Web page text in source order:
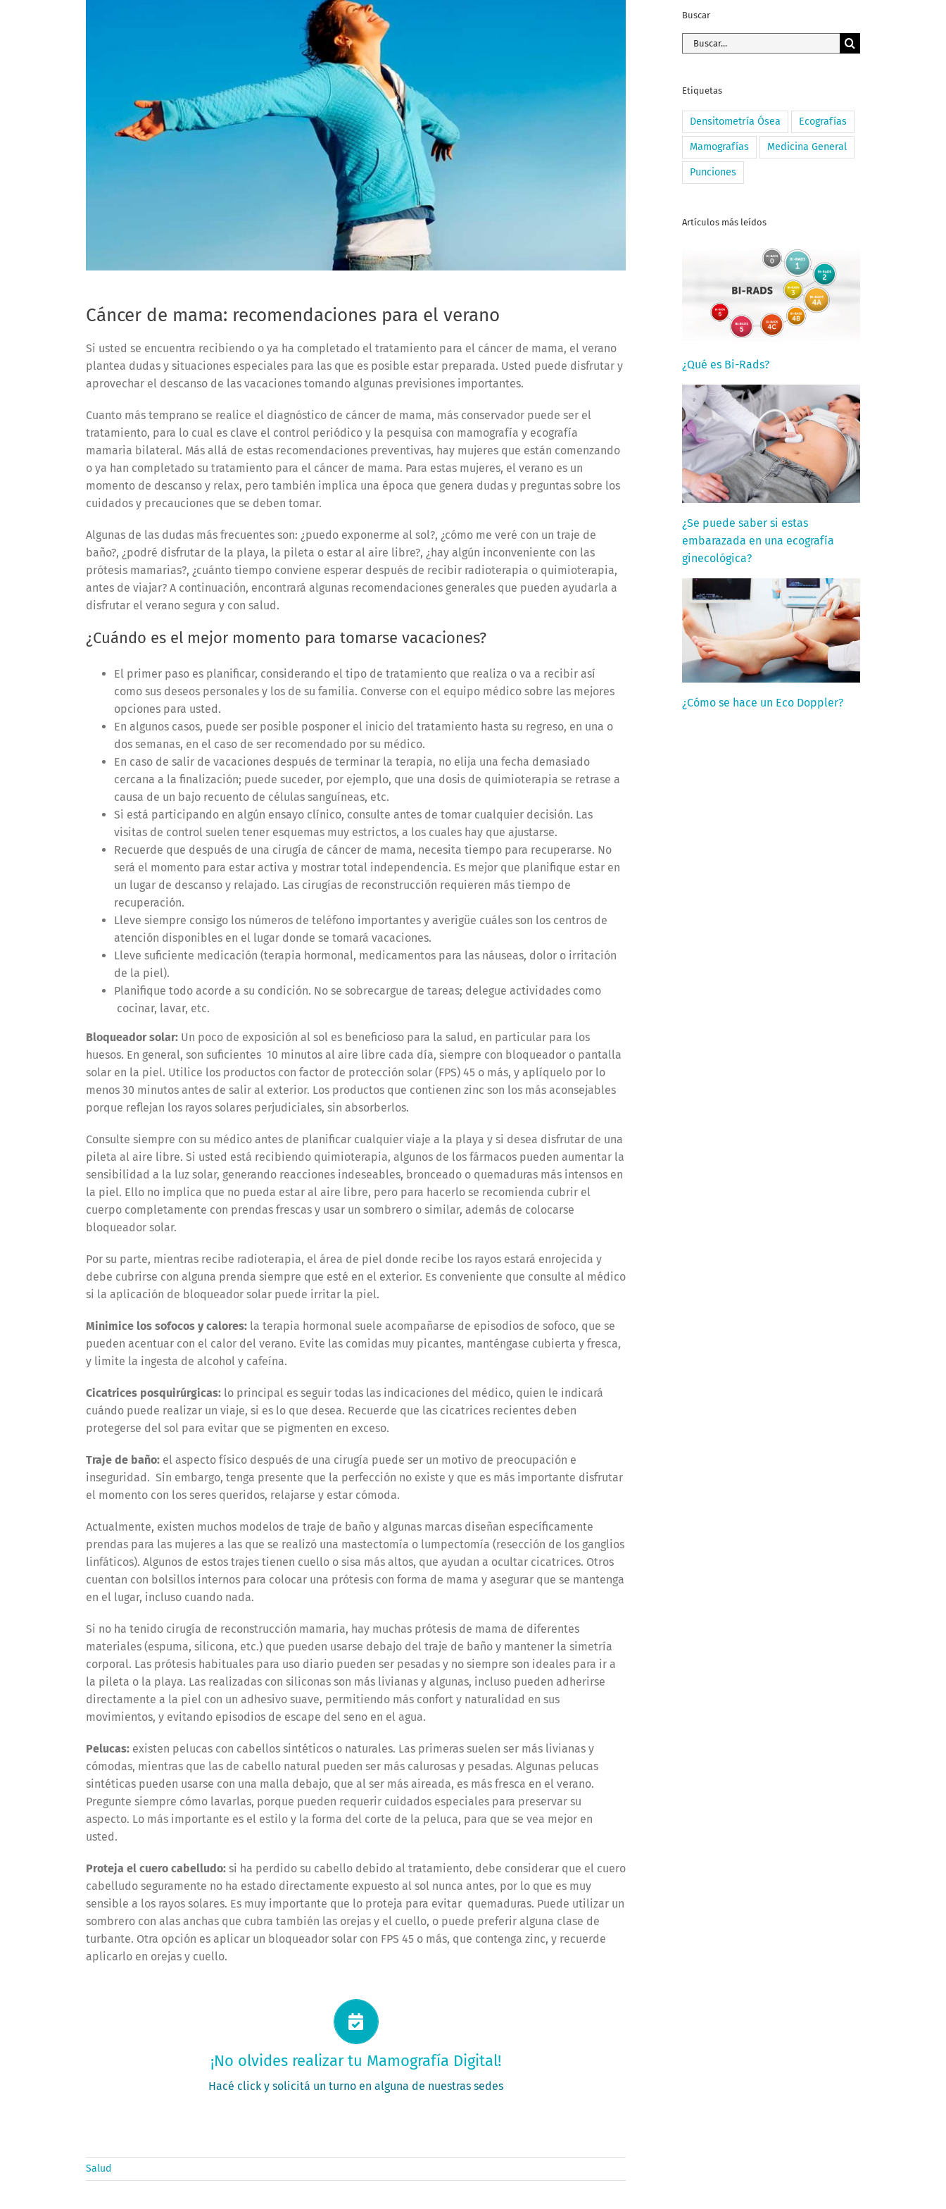
Cáncer de mama: recomendaciones para el verano
Si usted se encuentra recibiendo o ya ha completado el tratamiento para el cáncer de mama, el verano
plantea dudas y situaciones especiales para las que es posible estar preparada. Usted puede disfrutar y
aprovechar el descanso de las vacaciones tomando algunas previsiones importantes.
Cuanto más temprano se realice el diagnóstico de cáncer de mama, más conservador puede ser el
tratamiento, para lo cual es clave el control periódico y la pesquisa con mamografía y ecografía
mamaria bilateral. Más allá de estas recomendaciones preventivas, hay mujeres que están comenzando
o ya han completado su tratamiento para el cáncer de mama. Para estas mujeres, el verano es un
momento de descanso y relax, pero también implica una época que genera dudas y preguntas sobre los
cuidados y precauciones que se deben tomar.
Algunas de las dudas más frecuentes son: ¿puedo exponerme al sol?, ¿cómo me veré con un traje de
baño?, ¿podré disfrutar de la playa, la pileta o estar al aire libre?, ¿hay algún inconveniente con las
prótesis mamarias?, ¿cuánto tiempo conviene esperar después de recibir radioterapia o quimioterapia,
antes de viajar? A continuación, encontrará algunas recomendaciones generales que pueden ayudarla a
disfrutar el verano segura y con salud.
¿Cuándo es el mejor momento para tomarse vacaciones?
El primer paso es planificar, considerando el tipo de tratamiento que realiza o va a recibir así
como sus deseos personales y los de su familia. Converse con el equipo médico sobre las mejores
opciones para usted.
En algunos casos, puede ser posible posponer el inicio del tratamiento hasta su regreso, en una o
dos semanas, en el caso de ser recomendado por su médico.
En caso de salir de vacaciones después de terminar la terapia, no elija una fecha demasiado
cercana a la finalización; puede suceder, por ejemplo, que una dosis de quimioterapia se retrase a
causa de un bajo recuento de células sanguíneas, etc.
Si está participando en algún ensayo clínico, consulte antes de tomar cualquier decisión. Las
visitas de control suelen tener esquemas muy estrictos, a los cuales hay que ajustarse.
Recuerde que después de una cirugía de cáncer de mama, necesita tiempo para recuperarse. No
será el momento para estar activa y mostrar total independencia. Es mejor que planifique estar en
un lugar de descanso y relajado. Las cirugías de reconstrucción requieren más tiempo de
recuperación.
Lleve siempre consigo los números de teléfono importantes y averigüe cuáles son los centros de
atención disponibles en el lugar donde se tomará vacaciones.
Lleve suficiente medicación (terapia hormonal, medicamentos para las náuseas, dolor o irritación
de la piel).
Planifique todo acorde a su condición. No se sobrecargue de tareas; delegue actividades como
cocinar, lavar, etc.
Bloqueador solar:Un poco de exposición al sol es beneficioso para la salud, en particular para los
huesos. En general, son suficientes 10 minutos al aire libre cada día, siempre con bloqueador o pantalla
solar en la piel. Utilice los productos con factor de protección solar (FPS) 45 o más, y aplíquelo por lo
menos 30 minutos antes de salir al exterior. Los productos que contienen zinc son los más aconsejables
porque reflejan los rayos solares perjudiciales, sin absorberlos.
Consulte siempre con su médico antes de planificar cualquier viaje a la playa y si desea disfrutar de una
pileta al aire libre. Si usted está recibiendo quimioterapia, algunos de los fármacos pueden aumentar la
sensibilidad a la luz solar, generando reacciones indeseables, bronceado o quemaduras más intensos en
la piel. Ello no implica que no pueda estar al aire libre, pero para hacerlo se recomienda cubrir el
cuerpo completamente con prendas frescas y usar un sombrero o similar, además de colocarse
bloqueador solar.
Por su parte, mientras recibe radioterapia, el área de piel donde recibe los rayos estará enrojecida y
debe cubrirse con alguna prenda siempre que esté en el exterior. Es conveniente que consulte al médico
si la aplicación de bloqueador solar puede irritar la piel.
Minimice los sofocos y calores:la terapia hormonal suele acompañarse de episodios de sofoco, que se
pueden acentuar con el calor del verano. Evite las comidas muy picantes, manténgase cubierta y fresca,
y limite la ingesta de alcohol y cafeína.
Cicatrices posquirúrgicas:lo principal es seguir todas las indicaciones del médico, quien le indicará
cuándo puede realizar un viaje, si es lo que desea. Recuerde que las cicatrices recientes deben
protegerse del sol para evitar que se pigmenten en exceso.
Traje de baño:el aspecto físico después de una cirugía puede ser un motivo de preocupación e
inseguridad. Sin embargo, tenga presente que la perfección no existe y que es más importante disfrutar
el momento con los seres queridos, relajarse y estar cómoda.
Actualmente, existen muchos modelos de traje de baño y algunas marcas diseñan específicamente
prendas para las mujeres a las que se realizó una mastectomía o lumpectomía (resección de los ganglios
linfáticos). Algunos de estos trajes tienen cuello o sisa más altos, que ayudan a ocultar cicatrices. Otros
cuentan con bolsillos internos para colocar una prótesis con forma de mama y asegurar que se mantenga
en el lugar, incluso cuando nada.
Si no ha tenido cirugía de reconstrucción mamaria, hay muchas prótesis de mama de diferentes
materiales (espuma, silicona, etc.) que pueden usarse debajo del traje de baño y mantener la simetría
corporal. Las prótesis habituales para uso diario pueden ser pesadas y no siempre son ideales para ir a
la pileta o la playa. Las realizadas con siliconas son más livianas y algunas, incluso pueden adherirse
directamente a la piel con un adhesivo suave, permitiendo más confort y naturalidad en sus
movimientos, y evitando episodios de escape del seno en el agua.
Pelucas:existen pelucas con cabellos sintéticos o naturales. Las primeras suelen ser más livianas y
cómodas, mientras que las de cabello natural pueden ser más calurosas y pesadas. Algunas pelucas
sintéticas pueden usarse con una malla debajo, que al ser más aireada, es más fresca en el verano.
Pregunte siempre cómo lavarlas, porque pueden requerir cuidados especiales para preservar su
aspecto. Lo más importante es el estilo y la forma del corte de la peluca, para que se vea mejor en
usted.
Proteja el cuero cabelludo:si ha perdido su cabello debido al tratamiento, debe considerar que el cuero
cabelludo seguramente no ha estado directamente expuesto al sol nunca antes, por lo que es muy
sensible a los rayos solares. Es muy importante que lo proteja para evitar quemaduras. Puede utilizar un
sombrero con alas anchas que cubra también las orejas y el cuello, o puede preferir alguna clase de
turbante. Otra opción es aplicar un bloqueador solar con FPS 45 o más, que contenga zinc, y recuerde
aplicarlo en orejas y cuello.
¡No olvides realizar tu Mamografía Digital!
Hacé click y solicitá un turno en alguna de nuestras sedes
Solicitá tu turno ahora
PEDÍ TU TURNO
Salud
Buscar
Buscar:
Etiquetas
Densitometría Ósea Ecografías
Mamografías Medicina General
Punciones
Artículos más leídos
¿Qué es Bi-Rads?
¿Se puede saber si estas
embarazada en una ecografía
ginecológica?
¿Cómo se hace un Eco Doppler?